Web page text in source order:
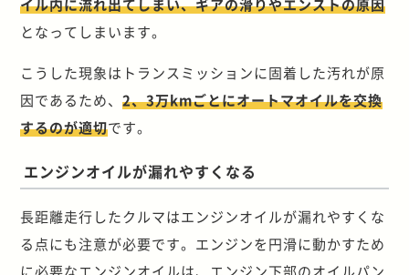
イル内に流れ出てしまい、ギアの滑りやエンストの原因
となってしまいます。
こうした現象はトランスミッションに固着した汚れが原
因であるため、2、3万kmごとにオートマオイルを交換
するのが適切です。
エンジンオイルが漏れやすくなる
長距離走行したクルマはエンジンオイルが漏れやすくな
る点にも注意が必要です。エンジンを円滑に動かすため
に必要なエンジンオイルは、エンジン下部のオイルパン